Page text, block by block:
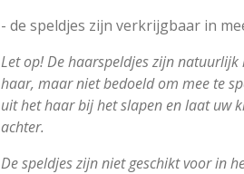
- de speldjes zijn verkrijgbaar in
Let op! De haarspeldjes zijn
haar, maar niet bedoeld om mee te
uit het haar bij het slapen en laat uw
achter.
De speldjes zijn niet geschikt voor in